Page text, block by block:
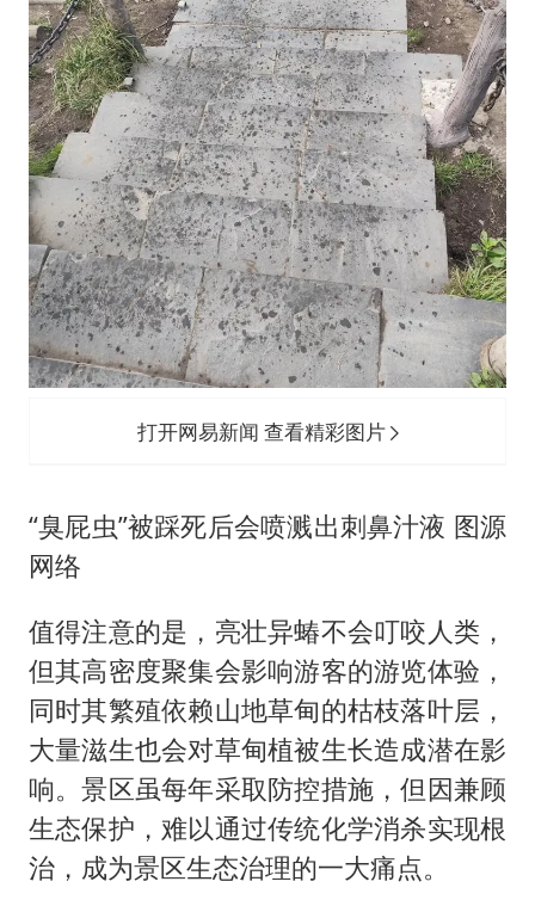
打开网易新闻 查看精彩图片
“臭屁虫”被踩死后会喷溅出刺鼻汁液 图源
网络
值得注意的是，亮壮异蝽不会叮咬人类，
但其高密度聚集会影响游客的游览体验，
同时其繁殖依赖山地草甸的枯枝落叶层，
大量滋生也会对草甸植被生长造成潜在影
响。景区虽每年采取防控措施，但因兼顾
生态保护，难以通过传统化学消杀实现根
治，成为景区生态治理的一大痛点。